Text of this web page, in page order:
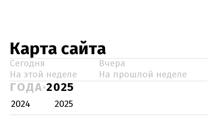
Карта сайта
Сегодня
Вчера
На этой неделе
На прошлой неделе
ГОДА 2025
2024
2025